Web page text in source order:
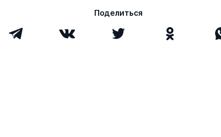
Поделиться